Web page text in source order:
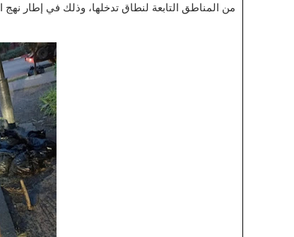
من المناطق التابعة لنطاق تدخلها، وذلك في إطار نهج